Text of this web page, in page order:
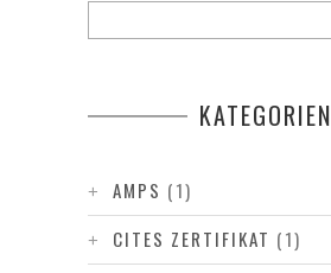
KATEGORIEN
AMPS (1)
CITES ZERTIFIKAT (1)